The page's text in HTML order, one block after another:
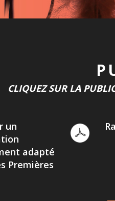
CLIQUEZ SUR LA
un
adapté
Premières